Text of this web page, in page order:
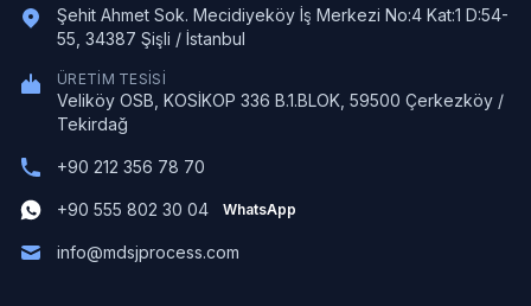
Şehit Ahmet Sok. Mecidiyeköy İş Merkezi No:4 Kat:1 D:54-
55, 34387 Şişli / İstanbul
ÜRETIM TESISI
Veliköy OSB, KOSİKOP 336 B.1.BLOK, 59500 Çerkezköy /
Tekirdağ
+90 212 356 78 70
+90 555 802 30 04 WhatsApp
info@mdsjprocess.com